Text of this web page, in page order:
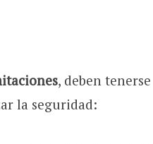
, deben tenerse
la seguridad: